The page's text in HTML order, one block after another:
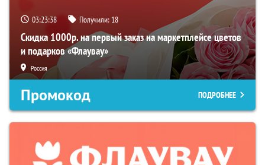
03:23:37 Получили: 18
Скидка 1000р. на первый заказ на маркетплейсе цветов
и подарков «Флаувау»
Россия
Промокод ПОДРОБНЕЕ